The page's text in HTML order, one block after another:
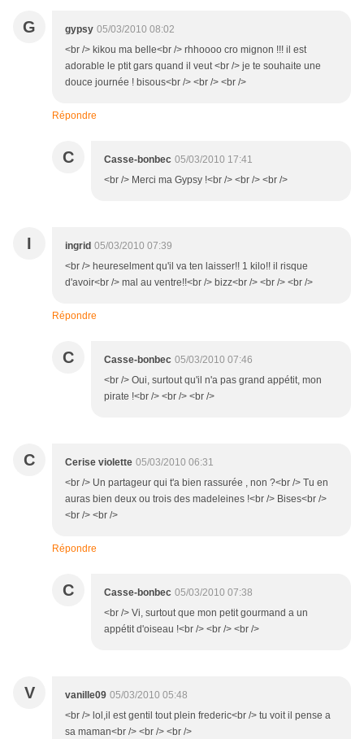
G gypsy 05/03/2010 08:02
<br /> kikou ma belle<br /> rhhoooo cro mignon !!! il est
adorable le ptit gars quand il veut <br /> je te souhaite une
douce journée ! bisous<br /> <br /> <br />
Répondre
C Casse-bonbec 05/03/2010 17:41
<br /> Merci ma Gypsy !<br /> <br /> <br />
I ingrid 05/03/2010 07:39
<br /> heureselment qu'il va ten laisser!! 1 kilo!! il risque
d'avoir<br /> mal au ventre!!<br /> bizz<br /> <br /> <br />
Répondre
C Casse-bonbec 05/03/2010 07:46
<br /> Oui, surtout qu'il n'a pas grand appétit, mon
pirate !<br /> <br /> <br />
C Cerise violette 05/03/2010 06:31
<br /> Un partageur qui t'a bien rassurée , non ?<br /> Tu en
auras bien deux ou trois des madeleines !<br /> Bises<br />
<br /> <br />
Répondre
C Casse-bonbec 05/03/2010 07:38
<br /> Vi, surtout que mon petit gourmand a un
appétit d'oiseau !<br /> <br /> <br />
V vanille09 05/03/2010 05:48
<br /> lol,il est gentil tout plein frederic<br /> tu voit il pense a
sa maman<br /> <br /> <br />